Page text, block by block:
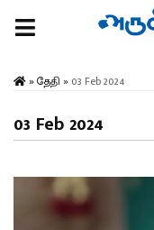
» தேதி » 03 Feb 2024
03 Feb 2024